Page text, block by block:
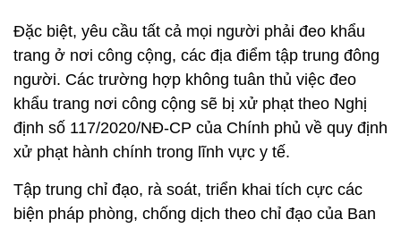
Đặc biệt, yêu cầu tất cả mọi người phải đeo khẩu
trang ở nơi công cộng, các địa điểm tập trung đông
người. Các trường hợp không tuân thủ việc đeo
khẩu trang nơi công cộng sẽ bị xử phạt theo Nghị
định số 117/2020/NĐ-CP của Chính phủ về quy định
xử phạt hành chính trong lĩnh vực y tế.
Tập trung chỉ đạo, rà soát, triển khai tích cực các
biện pháp phòng, chống dịch theo chỉ đạo của Ban